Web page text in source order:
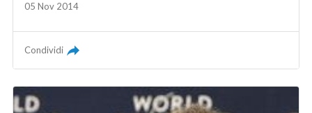
05 Nov 2014
Condividi